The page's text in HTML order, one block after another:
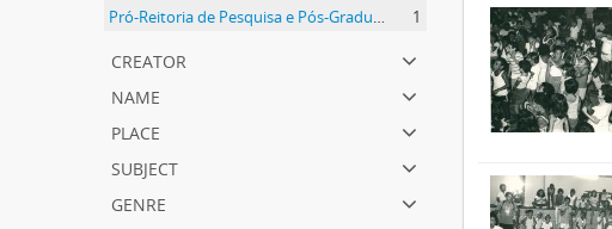
Pró-Reitoria de Pesquisa e Pós-Graduação
1
creator
name
place
subject
genre